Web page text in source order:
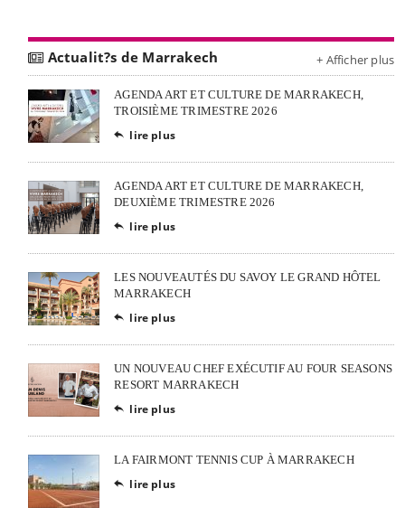
Actualit?s de Marrakech + Afficher plus
AGENDA ART ET CULTURE DE MARRAKECH,
TROISIÈME TRIMESTRE 2026
 lire plus
AGENDA ART ET CULTURE DE MARRAKECH,
DEUXIÈME TRIMESTRE 2026
 lire plus
LES NOUVEAUTÉS DU SAVOY LE GRAND HÔTEL
MARRAKECH
 lire plus
UN NOUVEAU CHEF EXÉCUTIF AU FOUR SEASONS
RESORT MARRAKECH
 lire plus
LA FAIRMONT TENNIS CUP À MARRAKECH
 lire plus